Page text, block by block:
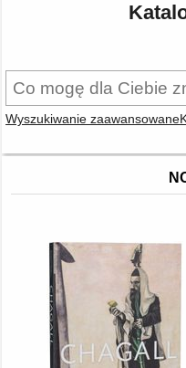
Wyszukiwanie zaawansowane